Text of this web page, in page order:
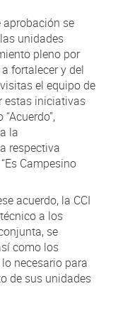
aprobación se
unidades
pleno por
fortalecer y del
el equipo de
estas iniciativas
la
respectiva
Campesino
acuerdo, la CCI
a los
se
como los
necesario para
de sus unidades